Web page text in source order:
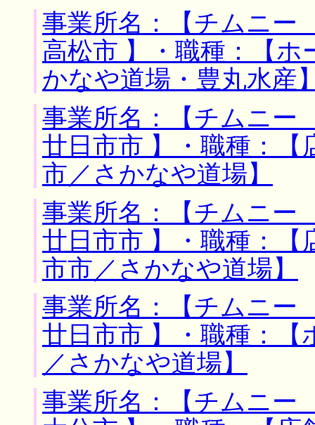
事業所名：【チムニ
高松市 】・職種：【
かなや道場・豊丸水産
事業所名：【チムニ
廿日市市 】・職種：【
市／さかなや道場】
事業所名：【チムニ
廿日市市 】・職種：【
市市／さかなや道場】
事業所名：【チムニ
廿日市市 】・職種：
／さかなや道場】
事業所名：【チムニ